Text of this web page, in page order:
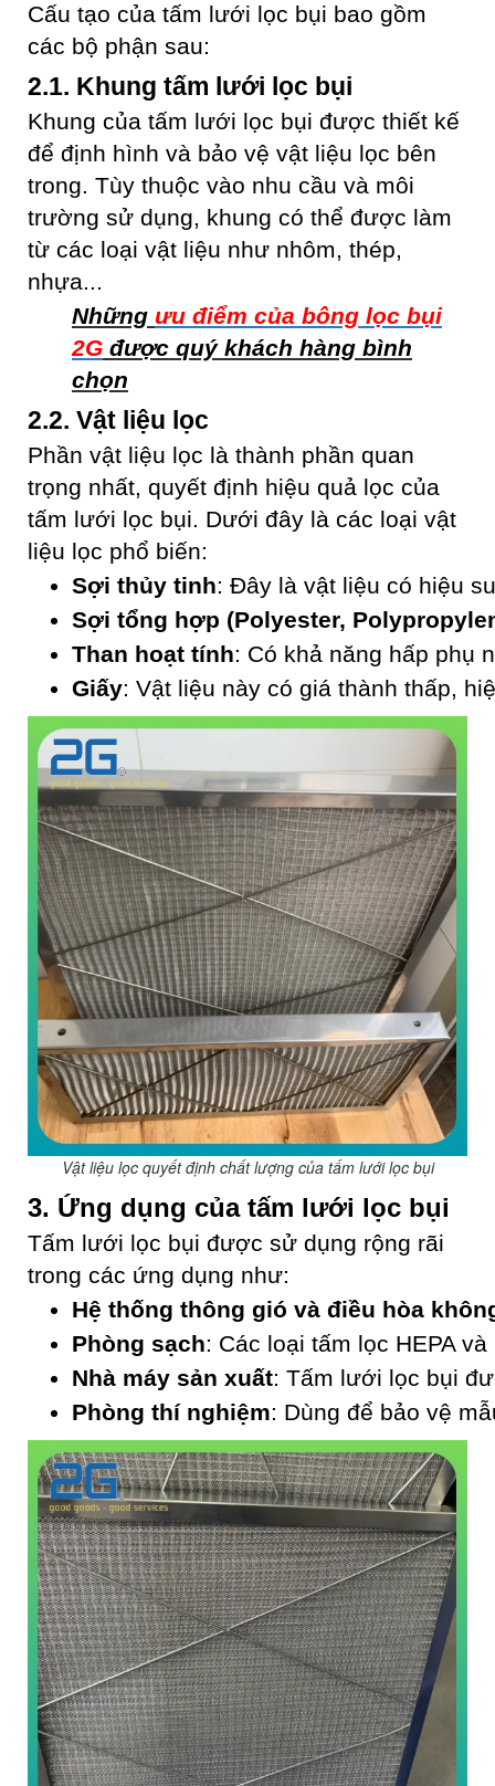
Cấu tạo của tấm lưới lọc bụi bao gồm
các bộ phận sau:
2.1. Khung tấm lưới lọc bụi
Khung của tấm lưới lọc bụi được thiết kế
để định hình và bảo vệ vật liệu lọc bên
trong. Tùy thuộc vào nhu cầu và môi
trường sử dụng, khung có thể được làm
từ các loại vật liệu như nhôm, thép,
nhựa...
Những ưu điểm của bông lọc bụi
2G được quý khách hàng bình
chọn
2.2. Vật liệu lọc
Phần vật liệu lọc là thành phần quan
trọng nhất, quyết định hiệu quả lọc của
tấm lưới lọc bụi. Dưới đây là các loại vật
liệu lọc phổ biến:
Sợi thủy tinh: Đây là vật liệu có hiệu
Sợi tổng hợp (Polyester,
Than hoạt tính: Có khả năng hấp phụ
Giấy: Vật liệu này có giá thành thấp,
Vật liệu lọc quyết định chất lượng của tấm lưới lọc bụi
3. Ứng dụng của tấm lưới lọc bụi
Tấm lưới lọc bụi được sử dụng rộng rãi
trong các ứng dụng như:
Hệ thống thông gió và điều hòa
Phòng sạch: Các loại tấm lọc HEPA
Nhà máy sản xuất: Tấm lưới lọc bụi
Phòng thí nghiệm: Dùng để bảo vệ